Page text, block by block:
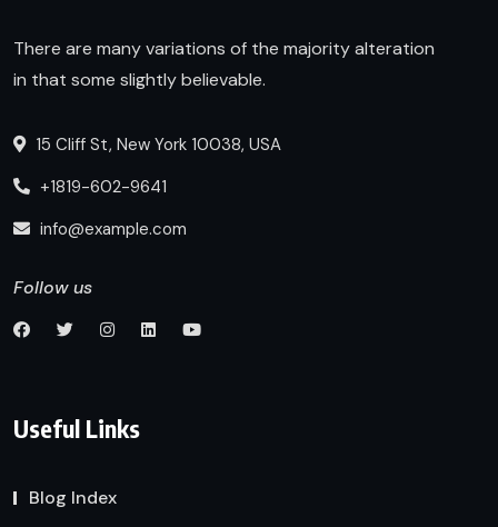
There are many variations of the majority alteration
in that some slightly believable.
15 Cliff St, New York 10038, USA
+1819-602-9641
info@example.com
Follow us
Useful Links
Blog Index